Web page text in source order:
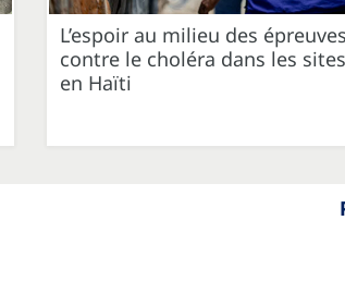
L’espoir au milieu des
contre le choléra dans les
en Haïti